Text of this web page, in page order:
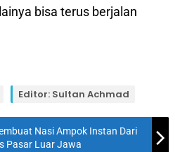
bisa terus berjalan
Editor: Sultan Achmad
Nasi Ampok Instan Dari
Pasar Luar Jawa